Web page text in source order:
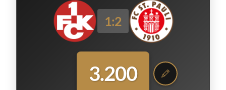
1:2
3.200